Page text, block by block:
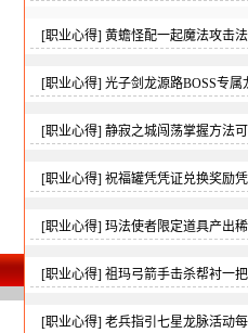
[职业心得] 黄蟾怪配一起魔法攻击
[职业心得] 光子剑龙源路BOSS专
[职业心得] 静寂之城闯荡掌握方法
[职业心得] 祝福罐凭凭证兑换奖励
[职业心得] 玛法使者限定道具产出
[职业心得] 祖玛弓箭手击杀帮衬一
[职业心得] 老兵指引七星龙脉活动